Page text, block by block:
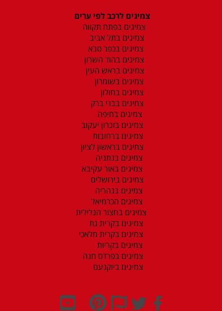
צמיגים לרכב לפי ערים
צמיגים בפתח תקווה
צמיגים בתל אביב
צמיגים בכפר סבא
צמיגים בהוד השרון
צמיגים בראש העין
צמיגים בשומרון
צמיגים בחולון
צמיגים בבני ברק
צמיגים בחיפה
צמיגים בזכרון יעקוב
צמיגים ברחובות
צמיגים בראשון לציון
צמיגים בנתניה
צמיגים באור עקיבא
צמיגים בירושלים
צמיגים בנהריה
צמיגים הכרמיאל
צמיגים בחצור הגלילית
צמיגים בקרית גת
צמיגים בקרית מלאכי
צמיגים בקריות
צמיגים בפרדס חנה
צמיגים ביוקנעם